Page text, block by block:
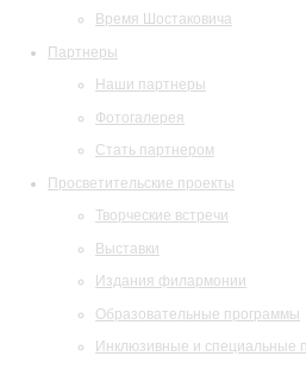
Время Шостаковича
Партнеры
Наши партнеры
Фотогалерея
Стать партнером
Просветительские проекты
Творческие встречи
Выставки
Издания филармонии
Образовательные программы
Инклюзивные и специальные